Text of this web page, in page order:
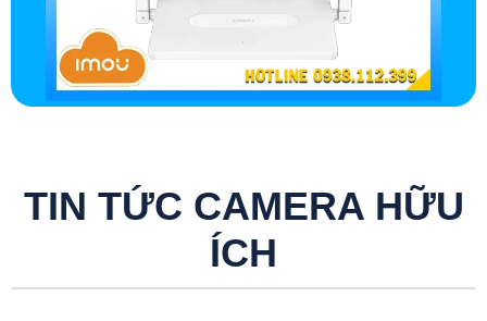
TIN TỨC CAMERA HỮU
ÍCH